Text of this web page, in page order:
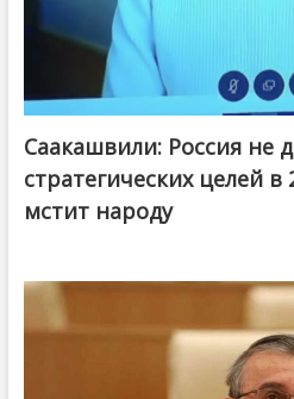
Саакашвили: Россия не
стратегических целей в
мстит народу